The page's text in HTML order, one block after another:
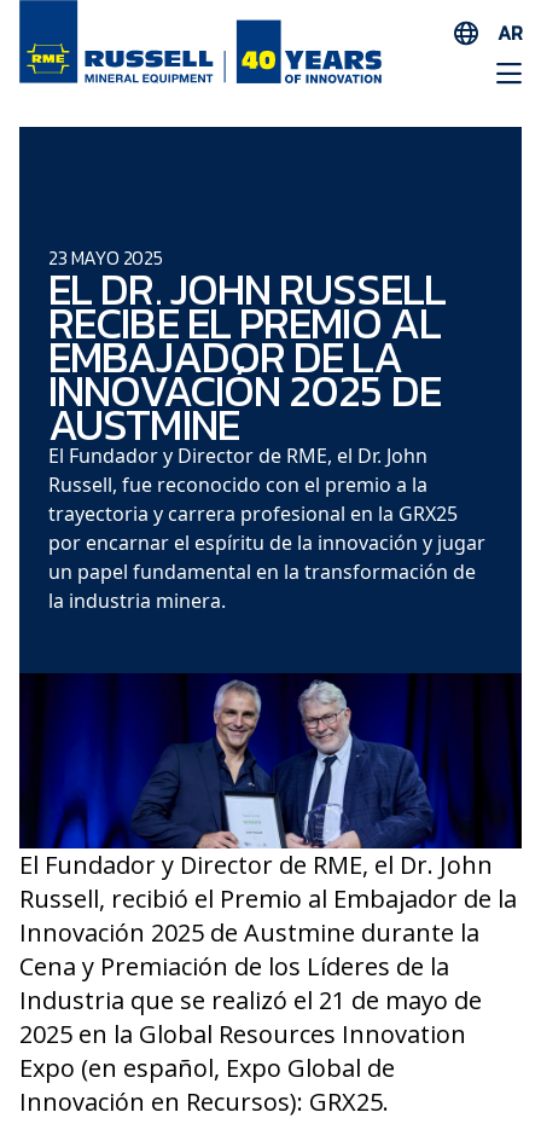
AR
EN
ES
23 MAYO 2025
EL DR. JOHN RUSSELL
RECIBE EL PREMIO AL
EMBAJADOR DE LA
INNOVACIÓN 2025 DE
AUSTMINE
El Fundador y Director de RME, el Dr. John
Russell, fue reconocido con el premio a la
trayectoria y carrera profesional en la GRX25
por encarnar el espíritu de la innovación y jugar
un papel fundamental en la transformación de
la industria minera.
El Fundador y Director de RME, el Dr. John
Russell, recibió el Premio al Embajador de la
Innovación 2025 de Austmine durante la
Cena y Premiación de los Líderes de la
Industria que se realizó el 21 de mayo de
2025 en la Global Resources Innovation
Expo (en español, Expo Global de
Innovación en Recursos): GRX25.